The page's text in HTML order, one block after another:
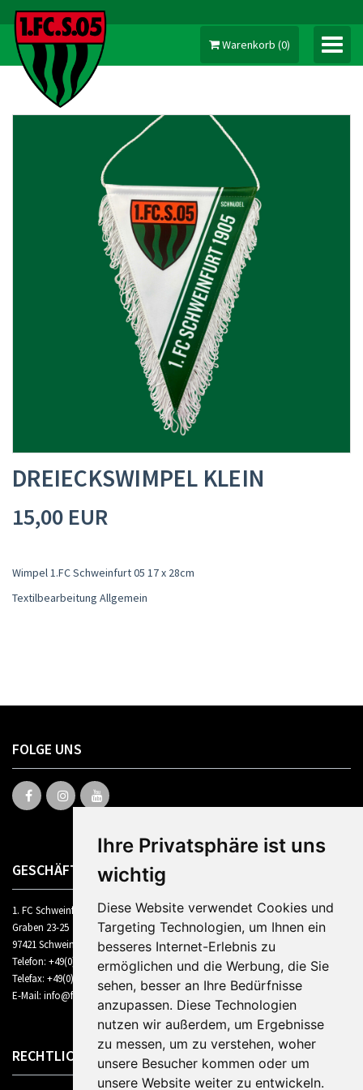
Ihre Privatsphäre ist uns
wichtig
Diese Website verwendet Cookies und
Targeting Technologien, um Ihnen ein
besseres Internet-Erlebnis zu
ermöglichen und die Werbung, die Sie
sehen, besser an Ihre Bedürfnisse
anzupassen. Diese Technologien
nutzen wir außerdem, um Ergebnisse
zu messen, um zu verstehen, woher
unsere Besucher kommen oder um
unsere Website weiter zu entwickeln.
Warenkorb (0)
MEIN KONTO
TRIKOTS
BEKLEIDUNG
SCHALS
KOPFBEDECKUNG
FANARTIKEL
SALE
DREIECKSWIMPEL KLEIN
15,00 EUR
Wimpel 1.FC Schweinfurt 05 17 x 28cm
Textilbearbeitung Allgemein
FOLGE UNS
GESCHÄFTSSTELLE
1. FC Schweinfurt 1905 Fußball GmbH
Graben 23-25
97421 Schweinfurt
Telefon: +49(0)9721 / 7387634
Telefax: +49(0)9721 / 7387138
E-Mail: info@fcschweinfurt1905.de
RECHTLICHES